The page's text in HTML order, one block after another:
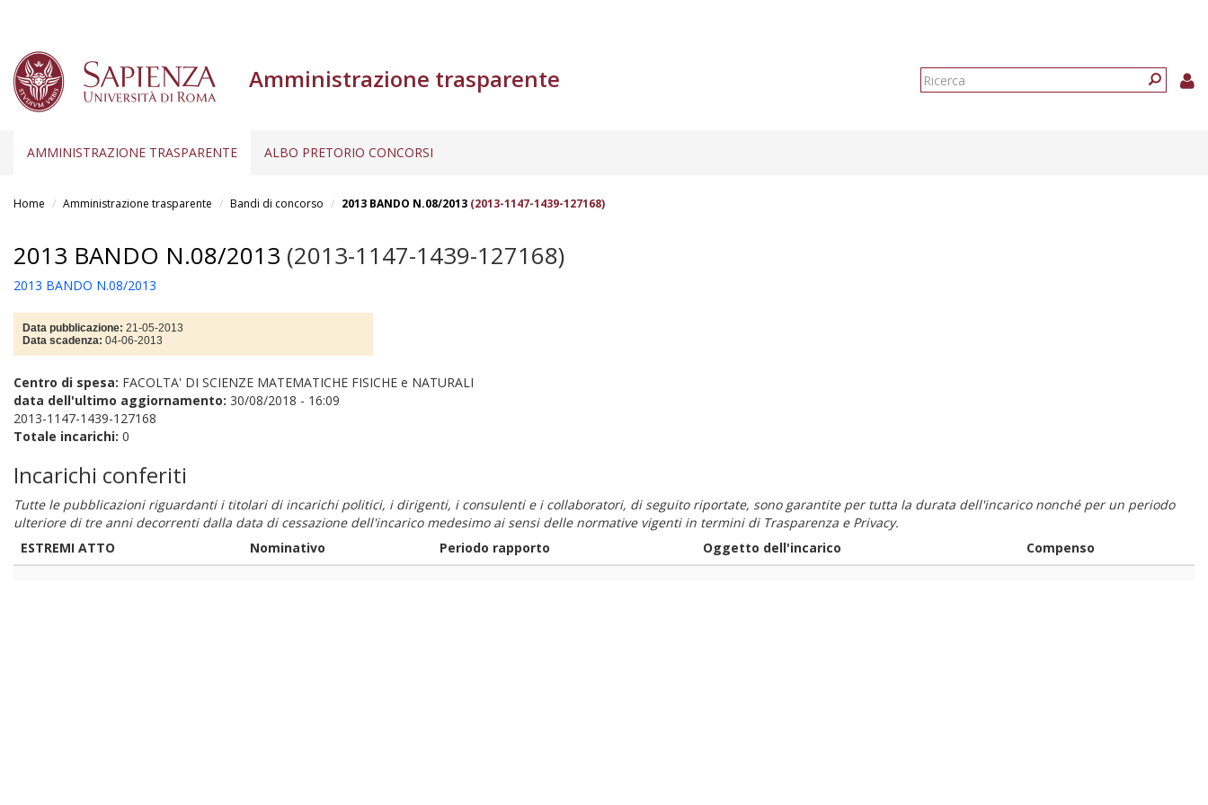
Amministrazione trasparente
Form
AMMINISTRAZIONE TRASPARENTE ALBO PRETORIO CONCORSI
Home Amministrazione trasparente Bandi di concorso 2013 BANDO N.08/2013 (2013-1147-1439-127168)
2013 BANDO N.08/2013 (2013-1147-1439-127168)
2013 BANDO N.08/2013
Data pubblicazione: 21-05-2013
Data scadenza: 04-06-2013
Centro di spesa: FACOLTA' DI SCIENZE MATEMATICHE FISICHE e NATURALI
data dell'ultimo aggiornamento: 30/08/2018 - 16:09
2013-1147-1439-127168
Totale incarichi: 0
Incarichi conferiti
Tutte le pubblicazioni riguardanti i titolari di incarichi politici, i dirigenti, i consulenti e i collaboratori, di seguito riportate, sono garantite per tutta la durata dell'incarico nonché per un periodo
ulteriore di tre anni decorrenti dalla data di cessazione dell'incarico medesimo ai sensi delle normative vigenti in termini di Trasparenza e Privacy.
ESTREMI ATTO
Nominativo Periodo rapporto Oggetto dell'incarico Compenso